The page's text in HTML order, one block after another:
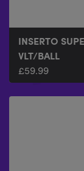
INSERTO
VLT/BALL
£59.99